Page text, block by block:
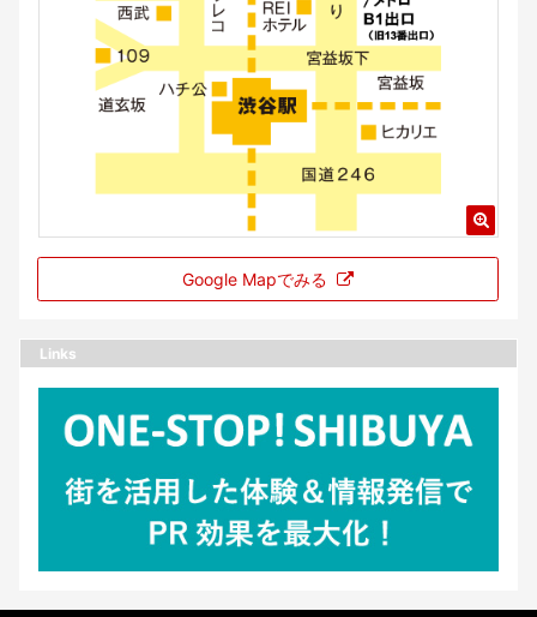
Google Mapでみる
Links